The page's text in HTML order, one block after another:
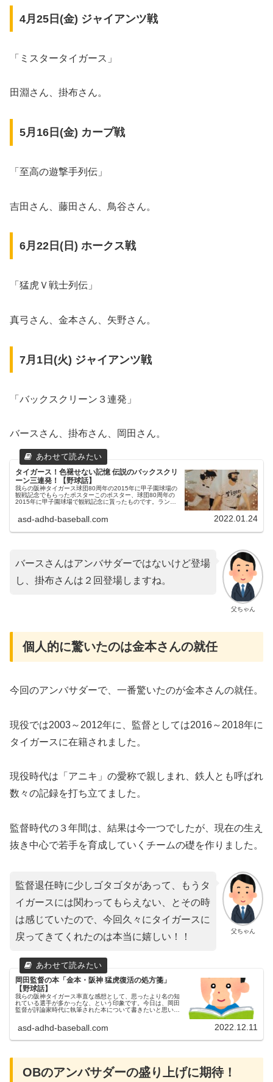
4月25日(金) ジャイアンツ戦
「ミスタータイガース」
田淵さん、掛布さん。
5月16日(金) カープ戦
「至高の遊撃手列伝」
吉田さん、藤田さん、鳥谷さん。
6月22日(日) ホークス戦
「猛虎Ｖ戦士列伝」
真弓さん、金本さん、矢野さん。
7月1日(火) ジャイアンツ戦
「バックスクリーン３連発」
バースさん、掛布さん、岡田さん。
タイガース！色褪せない記憶 伝説のバックスクリ
ーン三連発！【野球話】
我らの阪神タイガース球団80周年の2015年に甲子園球場の
観戦記念でもらったポスターこのポスター、球団80周年の
2015年に甲子園球場で観戦記念に貰ったものです。ランデ
日本一になった19...
asd-adhd-baseball.com 2022.01.24
父ちゃん
バースさんはアンバサダーではないけど登場
し、掛布さんは２回登場しますね。
個人的に驚いたのは金本さんの就任
今回のアンバサダーで、一番驚いたのが金本さんの就任。
現役では2003～2012年に、監督としては2016～2018年に
タイガースに在籍されました。
現役時代は「アニキ」の愛称で親しまれ、鉄人とも呼ばれ
数々の記録を打ち立てました。
監督時代の３年間は、結果は今一つでしたが、現在の生え
抜き中心で若手を育成していくチームの礎を作りました。
父ちゃん
監督退任時に少しゴタゴタがあって、もうタ
イガースには関わってもらえない、とその時
は感じていたので、今回久々にタイガースに
戻ってきてくれたのは本当に嬉しい！！
岡田監督の本「金本・阪神 猛虎復活の処方箋」
【野球話】
我らの阪神タイガース率直な感想として、思ったより名の知
れている選手が多かったな、という印象です。今日は、岡田
監督が評論家時代に執筆された本について書きたいと思いま
asd-adhd-baseball.com 2022.12.11
OBのアンバサダーの盛り上げに期待！